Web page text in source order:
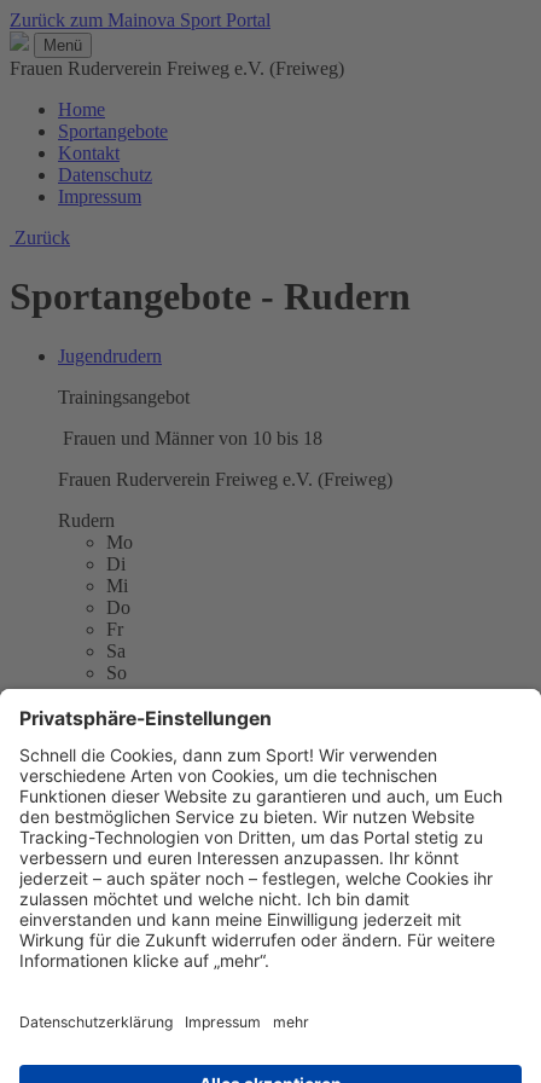
Zurück zum Mainova Sport Portal
Menü
Frauen Ruderverein Freiweg e.V. (Freiweg)
Home
Sportangebote
Kontakt
Datenschutz
Impressum
Zurück
Sportangebote - Rudern
Jugendrudern
Trainingsangebot
Frauen und Männer von 10 bis 18
Frauen Ruderverein Freiweg e.V. (Freiweg)
Rudern
Mo
Di
Mi
Do
Fr
Sa
So
Frauen Ruderverein Freiweg e.V. (Freiweg)
Mainfeldstrasse 35
60528 Frankfurt am Main
E-Mail:a.stachel@fraport.de
Telefon: 069 690 60646
Website:http://www.freiweg-frankfurt.de
Sitemap
Kontakt
Kontakt